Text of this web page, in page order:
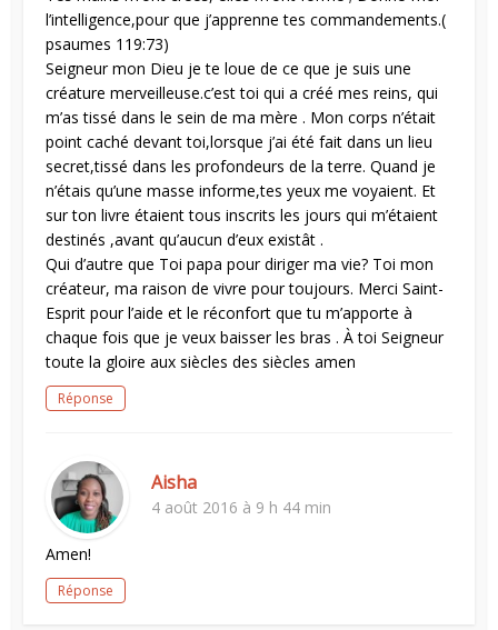
l’intelligence,pour que j’apprenne tes commandements.(
psaumes 119:73)
Seigneur mon Dieu je te loue de ce que je suis une
créature merveilleuse.c’est toi qui a créé mes reins, qui
m’as tissé dans le sein de ma mère . Mon corps n’était
point caché devant toi,lorsque j’ai été fait dans un lieu
secret,tissé dans les profondeurs de la terre. Quand je
n’étais qu’une masse informe,tes yeux me voyaient. Et
sur ton livre étaient tous inscrits les jours qui m’étaient
destinés ,avant qu’aucun d’eux existât .
Qui d’autre que Toi papa pour diriger ma vie? Toi mon
créateur, ma raison de vivre pour toujours. Merci Saint-
Esprit pour l’aide et le réconfort que tu m’apporte à
chaque fois que je veux baisser les bras . À toi Seigneur
toute la gloire aux siècles des siècles amen
Réponse
Aisha
4 août 2016 à 9 h 44 min
Amen!
Réponse